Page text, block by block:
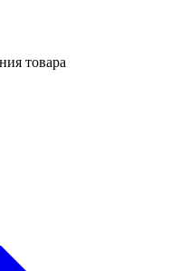
товара